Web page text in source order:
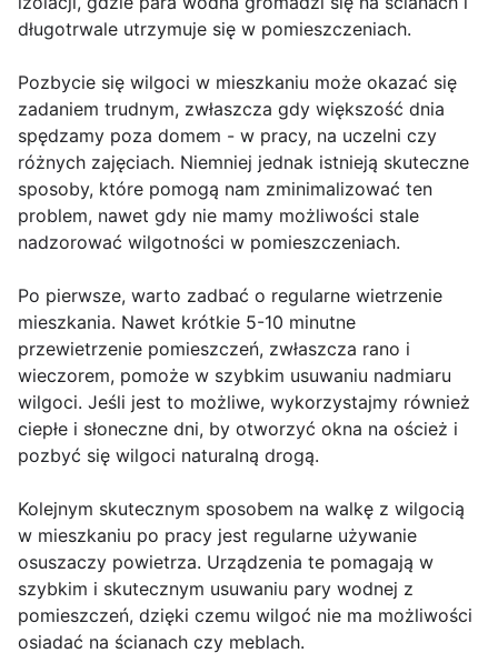
długotrwale utrzymuje się w pomieszczeniach.
Pozbycie się wilgoci w mieszkaniu może okazać się
zadaniem trudnym, zwłaszcza gdy większość dnia
spędzamy poza domem - w pracy, na uczelni czy
różnych zajęciach. Niemniej jednak istnieją skuteczne
sposoby, które pomogą nam zminimalizować ten
problem, nawet gdy nie mamy możliwości stale
nadzorować wilgotności w pomieszczeniach.
Po pierwsze, warto zadbać o regularne wietrzenie
mieszkania. Nawet krótkie 5-10 minutne
przewietrzenie pomieszczeń, zwłaszcza rano i
wieczorem, pomoże w szybkim usuwaniu nadmiaru
wilgoci. Jeśli jest to możliwe, wykorzystajmy również
ciepłe i słoneczne dni, by otworzyć okna na oścież i
pozbyć się wilgoci naturalną drogą.
Kolejnym skutecznym sposobem na walkę z wilgocią
w mieszkaniu po pracy jest regularne używanie
osuszaczy powietrza. Urządzenia te pomagają w
szybkim i skutecznym usuwaniu pary wodnej z
pomieszczeń, dzięki czemu wilgoć nie ma możliwości
osiadać na ścianach czy meblach.